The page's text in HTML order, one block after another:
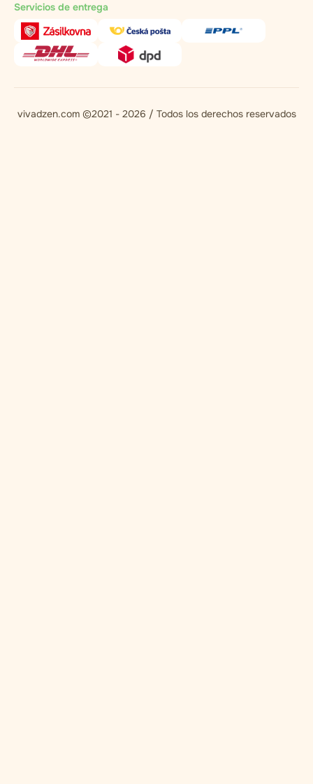
Servicios de entrega
vivadzen.com ©2021 - 2026 / Todos los derechos reservados